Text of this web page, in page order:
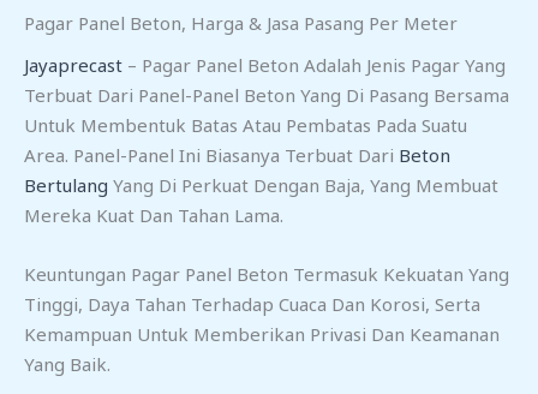
Pagar Panel Beton, Harga & Jasa Pasang Per Meter
Jayaprecast – Pagar Panel Beton Adalah Jenis Pagar Yang
Terbuat Dari Panel-Panel Beton Yang Di Pasang Bersama
Untuk Membentuk Batas Atau Pembatas Pada Suatu
Area. Panel-Panel Ini Biasanya Terbuat Dari Beton
Bertulang Yang Di Perkuat Dengan Baja, Yang Membuat
Mereka Kuat Dan Tahan Lama.
Keuntungan Pagar Panel Beton Termasuk Kekuatan Yang
Tinggi, Daya Tahan Terhadap Cuaca Dan Korosi, Serta
Kemampuan Untuk Memberikan Privasi Dan Keamanan
Yang Baik.